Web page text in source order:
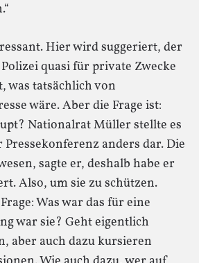
Hier wird suggeriert, der
quasi für private Zwecke
tatsächlich von
wäre. Aber die Frage ist:
Nationalrat Müller stellte es
anders dar. Die
sagte er, deshalb habe er
Also, um sie zu schützen.
Was war das für eine
war sie? Geht eigentlich
aber auch dazu kursieren